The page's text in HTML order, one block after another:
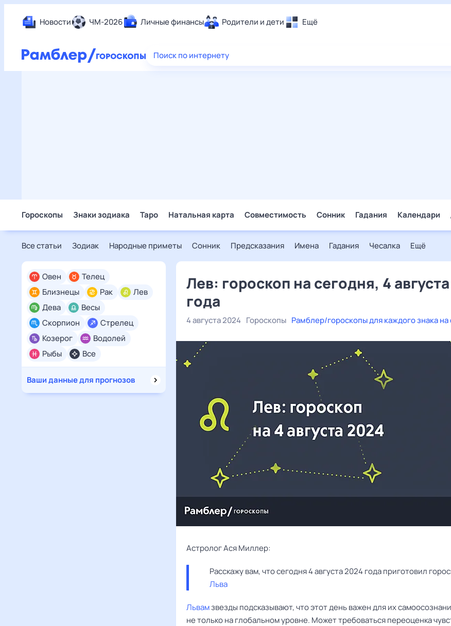
Новости ЧМ-2026 Личные финансы Родители и дети Ещё
Еда
Поиск по интернету
Гороскопы Знаки зодиака Таро Натальная карта Совместимость Сонник Гадания Календари
Все статьи Зодиак Народные приметы Сонник Предсказания Имена Гадания Чесалка Ещё
Все
Овен
Телец
Близнецы
Рак
Лев
Дева
Весы
Скорпион
Стрелец
Козерог
Водолей
Рыбы
Ваши данные для прогнозов
Лев: гороскоп на сегодня, 4
года
4 августа 2024 Гороскопы Рамблер/гороскопы для каждого знака на
Астролог Ася Миллер:
Льва
Львамзвезды подсказывают, что этот день важен для их
не только на глобальном уровне. Может требоваться переоценка